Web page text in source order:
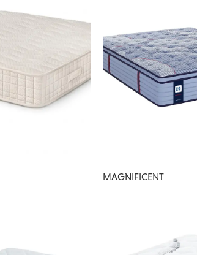
MAGNIFICENT